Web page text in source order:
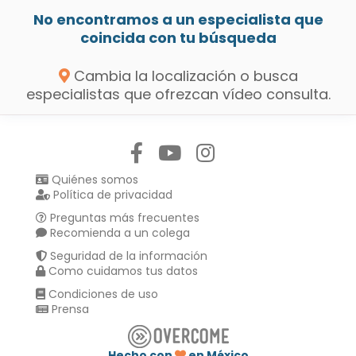
No encontramos a un especialista que
coincida con tu búsqueda
Cambia la localización o busca
especialistas que ofrezcan vídeo consulta.
Quiénes somos
Política de privacidad
Preguntas más frecuentes
Recomienda a un colega
Seguridad de la información
Como cuidamos tus datos
Condiciones de uso
Prensa